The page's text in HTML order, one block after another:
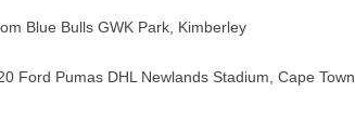
Blue Bulls GWK Park, Kimberley
Ford Pumas DHL Newlands Stadium, Cape Town